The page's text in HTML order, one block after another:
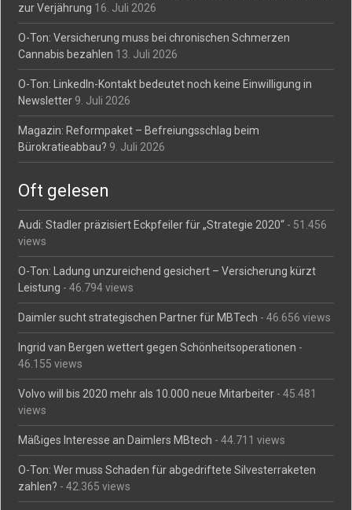
zur Verjährung 16. Juli 2026
O-Ton: Versicherung muss bei chronischen Schmerzen
Cannabis bezahlen 13. Juli 2026
O-Ton: LinkedIn-Kontakt bedeutet noch keine Einwilligung in
Newsletter 9. Juli 2026
Magazin: Reformpaket – Befreiungsschlag beim
Bürokratieabbau? 9. Juli 2026
Oft gelesen
Audi: Stadler präzisiert Eckpfeiler für „Strategie 2020“ - 51.456
views
O-Ton: Ladung unzureichend gesichert – Versicherung kürzt
Leistung - 46.794 views
Daimler sucht strategischen Partner für MBTech - 46.656 views
Ingrid van Bergen wettert gegen Schönheitsoperationen -
46.155 views
Volvo will bis 2020 mehr als 10.000 neue Mitarbeiter - 45.481
views
Mäßiges Interesse an Daimlers MBtech - 44.711 views
O-Ton: Wer muss Schaden für abgedriftete Silvesterraketen
zahlen? - 42.365 views